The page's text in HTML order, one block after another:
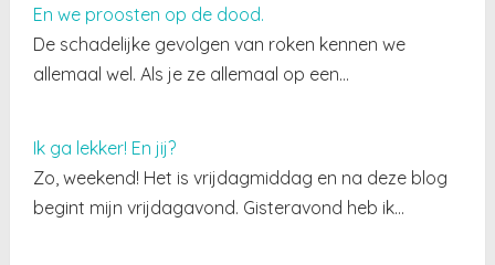
En we proosten op de dood.
De schadelijke gevolgen van roken kennen we
allemaal wel. Als je ze allemaal op een…
Ik ga lekker! En jij?
Zo, weekend! Het is vrijdagmiddag en na deze blog
begint mijn vrijdagavond. Gisteravond heb ik…